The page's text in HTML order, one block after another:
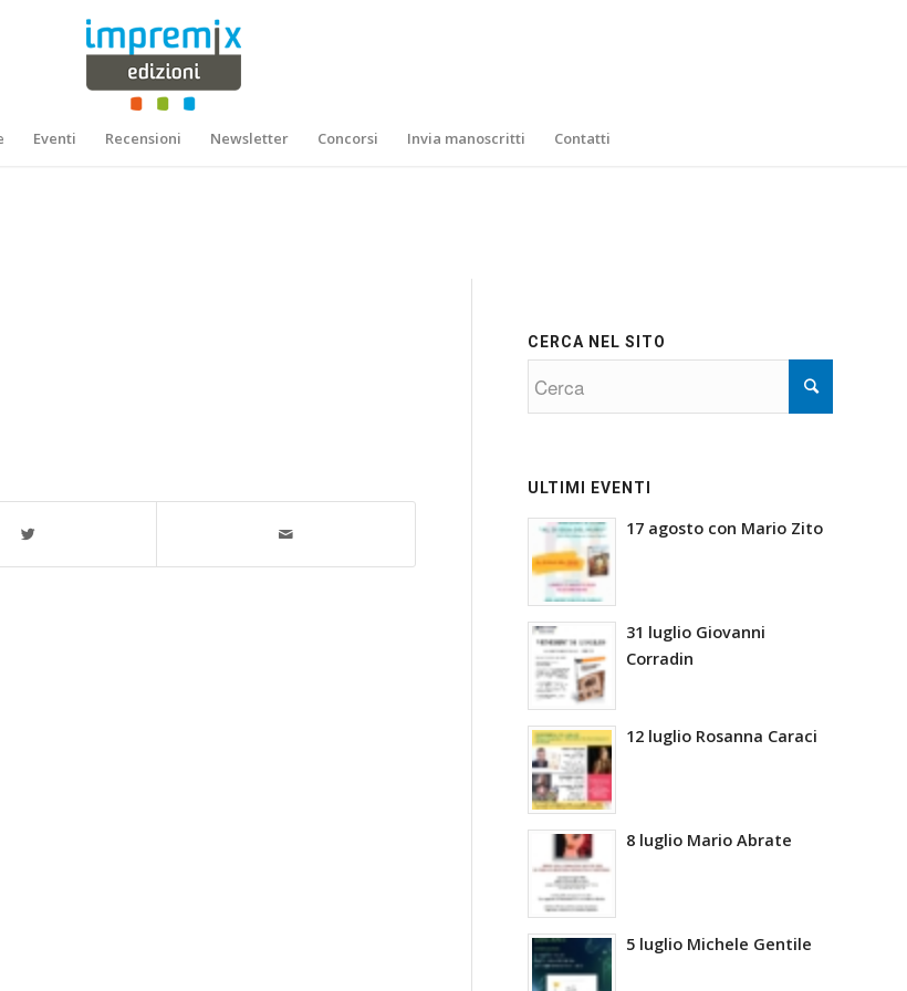
Eventi Recensioni Newsletter Concorsi Invia manoscritti Contatti
CERCA NEL SITO
ULTIMI EVENTI
17 agosto con Mario Zito
31 luglio Giovanni
Corradin
12 luglio Rosanna Caraci
8 luglio Mario Abrate
5 luglio Michele Gentile